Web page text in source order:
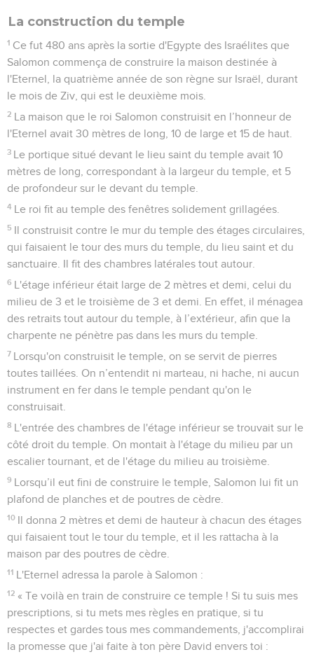
La construction du temple
1 Ce fut 480 ans après la sortie d'Egypte des Israélites que
Salomon commença de construire la maison destinée à
l'Eternel, la quatrième année de son règne sur Israël, durant
le mois de Ziv, qui est le deuxième mois.
2 La maison que le roi Salomon construisit en l’honneur de
l'Eternel avait 30 mètres de long, 10 de large et 15 de haut.
3 Le portique situé devant le lieu saint du temple avait 10
mètres de long, correspondant à la largeur du temple, et 5
de profondeur sur le devant du temple.
4 Le roi fit au temple des fenêtres solidement grillagées.
5 Il construisit contre le mur du temple des étages circulaires,
qui faisaient le tour des murs du temple, du lieu saint et du
sanctuaire. Il fit des chambres latérales tout autour.
6 L'étage inférieur était large de 2 mètres et demi, celui du
milieu de 3 et le troisième de 3 et demi. En effet, il ménagea
des retraits tout autour du temple, à l’extérieur, afin que la
charpente ne pénètre pas dans les murs du temple.
7 Lorsqu'on construisit le temple, on se servit de pierres
toutes taillées. On n’entendit ni marteau, ni hache, ni aucun
instrument en fer dans le temple pendant qu'on le
construisait.
8 L'entrée des chambres de l'étage inférieur se trouvait sur le
côté droit du temple. On montait à l'étage du milieu par un
escalier tournant, et de l'étage du milieu au troisième.
9 Lorsqu’il eut fini de construire le temple, Salomon lui fit un
plafond de planches et de poutres de cèdre.
10 Il donna 2 mètres et demi de hauteur à chacun des étages
qui faisaient tout le tour du temple, et il les rattacha à la
maison par des poutres de cèdre.
11 L'Eternel adressa la parole à Salomon :
12 « Te voilà en train de construire ce temple ! Si tu suis mes
prescriptions, si tu mets mes règles en pratique, si tu
respectes et gardes tous mes commandements, j'accomplirai
la promesse que j'ai faite à ton père David envers toi :